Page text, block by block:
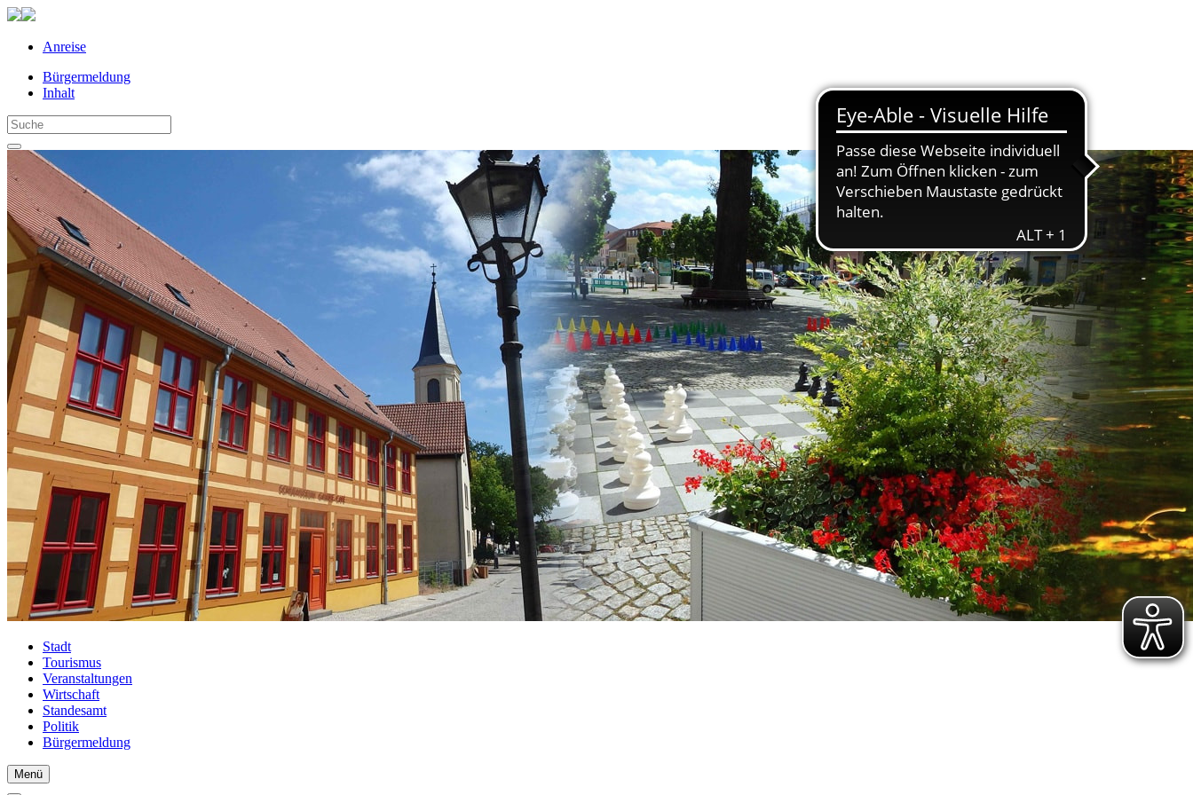
Anreise
Bürgermeldung
Inhalt
Stadt
Tourismus
Veranstaltungen
Wirtschaft
Standesamt
Politik
Bürgermeldung
Menü